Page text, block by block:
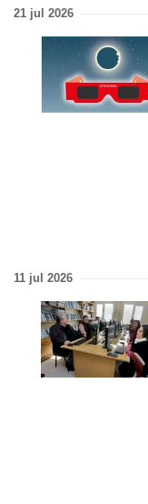
21 jul 2026
11 jul 2026